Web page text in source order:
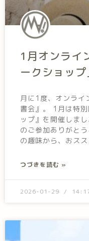
1月オンライ
ークショッ
月に1度、オンライ
書会』。 1月は特
ップ』を開催しま
のご参加ありがと
の趣味から、おス
つづきを読む »
2026-01-29